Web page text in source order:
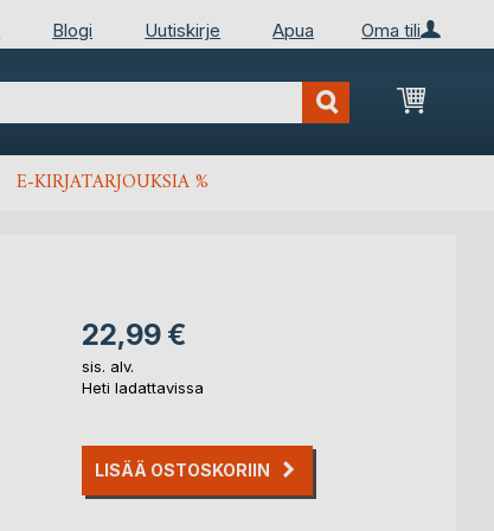
Oma tili
Blogi Uutiskirje Apua
E-KIRJATARJOUKSIA %
22,99 €
sis. alv.
Heti ladattavissa
LISÄÄ OSTOSKORIIN